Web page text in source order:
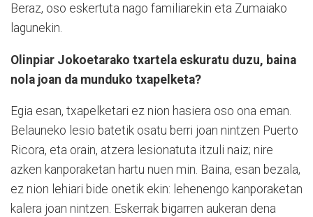
Beraz, oso eskertuta nago familiarekin eta Zumaiako
lagunekin.
Olinpiar Jokoetarako txartela eskuratu duzu, baina
nola joan da munduko txapelketa?
Egia esan, txapelketari ez nion hasiera oso ona eman.
Belauneko lesio batetik osatu berri joan nintzen Puerto
Ricora, eta orain, atzera lesionatuta itzuli naiz; nire
azken kanporaketan hartu nuen min. Baina, esan bezala,
ez nion lehiari bide onetik ekin: lehenengo kanporaketan
kalera joan nintzen. Eskerrak bigarren aukeran dena